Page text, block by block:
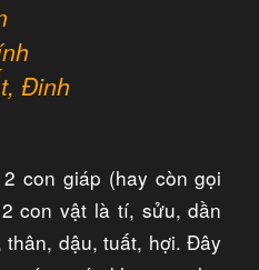
Đinh
con giáp (hay còn gọi
con vật là tí, sửu, dần
dậu, tuất, hợi. Đây